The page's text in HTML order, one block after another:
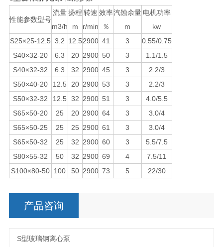
性能参数型号
流量
m3/h
扬程
m
转速
r/min
效率
％
汽蚀余量
m
电机功率
kw
S25×25-12.5 3.2 12.52900 41 3
0.55/0.75
S40×32-20
6.3 20 2900 50 3
1.1/1.5
S40×32-32
6.3 32 2900 45 3
2.2/3
S50×40-20
12.5 20 2900 53 3
2.2/3
S50×32-32
12.5 32 2900 51 3
4.0/5.5
S65×50-20
25 20 2900 64 3
3.0/4
S65×50-25
25 25 2900 61 3
3.0/4
S65×50-32
25 32 2900 60 3
5.5/7.5
S80×55-32
50 32 2900 69 4
7.5/11
S100×80-50 100 50 2900 73 5 22/30
产品咨询